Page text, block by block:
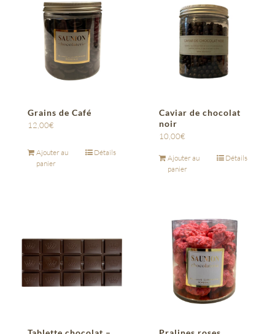
Grains de Café
12,00€
Ajouter au
panier
Détails
Caviar de chocolat
noir
10,00€
Ajouter au
panier
Détails